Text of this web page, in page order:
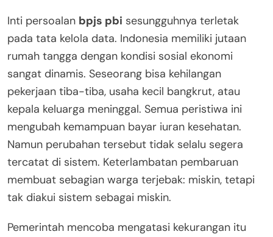
Inti persoalan bpjs pbi sesungguhnya terletak
pada tata kelola data. Indonesia memiliki jutaan
rumah tangga dengan kondisi sosial ekonomi
sangat dinamis. Seseorang bisa kehilangan
pekerjaan tiba-tiba, usaha kecil bangkrut, atau
kepala keluarga meninggal. Semua peristiwa ini
mengubah kemampuan bayar iuran kesehatan.
Namun perubahan tersebut tidak selalu segera
tercatat di sistem. Keterlambatan pembaruan
membuat sebagian warga terjebak: miskin, tetapi
tak diakui sistem sebagai miskin.
Pemerintah mencoba mengatasi kekurangan itu